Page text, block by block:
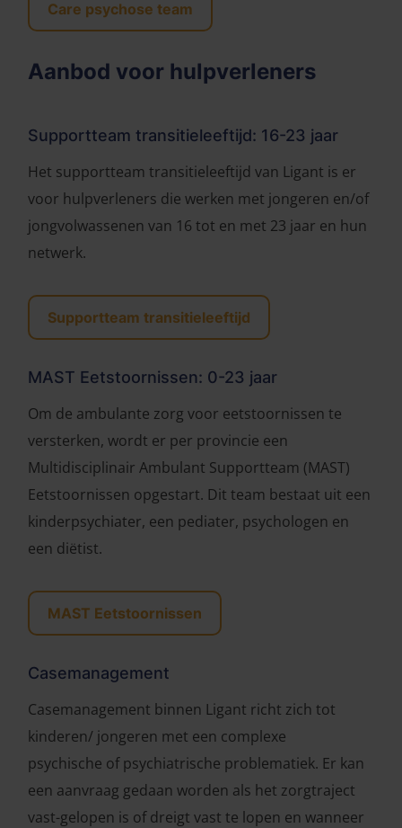
Care psychose team
Aanbod voor hulpverleners
Supportteam transitieleeftijd: 16-23 jaar
Het supportteam transitieleeftijd van Ligant is er
voor hulpverleners die werken met jongeren en/of
jongvolwassenen van 16 tot en met 23 jaar en hun
netwerk.
Supportteam transitieleeftijd
MAST Eetstoornissen: 0-23 jaar
Om de ambulante zorg voor eetstoornissen te
versterken, wordt er per provincie een
Multidisciplinair Ambulant Supportteam (MAST)
Eetstoornissen opgestart. Dit team bestaat uit een
kinderpsychiater, een pediater, psychologen en
een diëtist.
MAST Eetstoornissen
Casemanagement
Casemanagement binnen Ligant richt zich tot
kinderen/ jongeren met een complexe
psychische of psychiatrische problematiek. Er kan
een aanvraag gedaan worden als het zorgtraject
vast-gelopen is of dreigt vast te lopen en wanneer